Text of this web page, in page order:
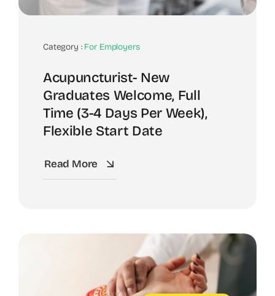
Category : For Employers
Acupuncturist- New
Graduates Welcome, Full
Time (3-4 Days Per Week),
Flexible Start Date
Read More